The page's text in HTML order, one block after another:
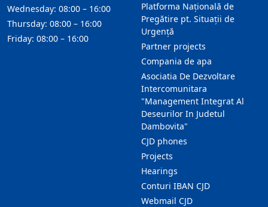
Platforma Națională de
Pregătire pt. Situații de
Urgență
Partner projects
Compania de apa
Asociatia De Dezvoltare
Intercomunitara
"Management Integrat Al
Deseurilor In Judetul
Dambovita"
CJD phones
Projects
Hearings
Conturi IBAN CJD
Webmail CJD
Wednesday: 08:00 – 16:00
Thursday: 08:00 – 16:00
Friday: 08:00 – 16:00